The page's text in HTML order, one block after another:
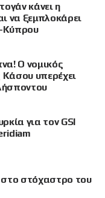
κάνει η
να ξεμπλοκάρει
Ο νομικός
υπερέχει
για τον GSI
στο στόχαστρο του